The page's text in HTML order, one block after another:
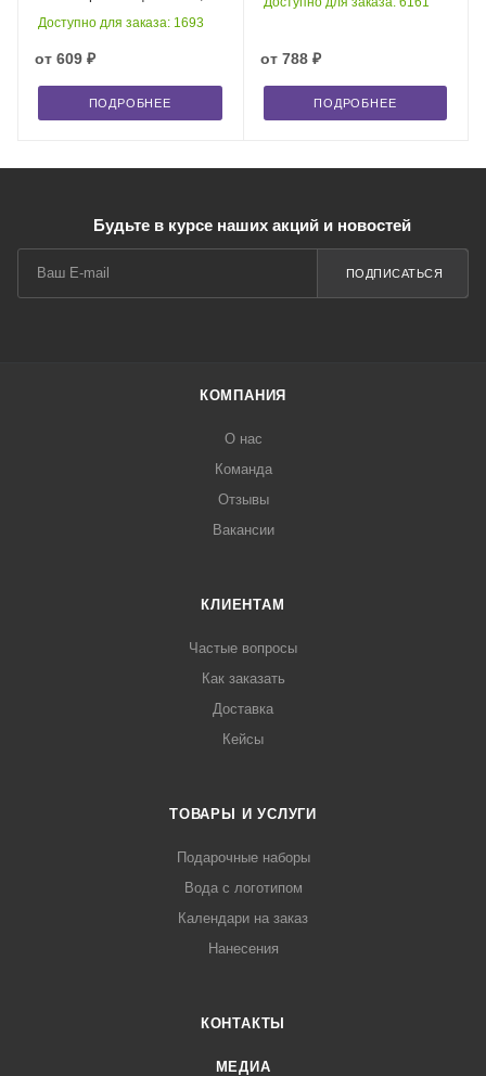
серый
Доступно для заказа: 1693
от 609 ₽
ПОДРОБНЕЕ
от 788 ₽
ПОДРОБНЕЕ
Будьте в курсе наших акций и новостей
ПОДПИСАТЬСЯ
КОМПАНИЯ
О нас
Команда
Отзывы
Вакансии
КЛИЕНТАМ
Частые вопросы
Как заказать
Доставка
Кейсы
ТОВАРЫ И УСЛУГИ
Подарочные наборы
Вода с логотипом
Календари на заказ
Нанесения
КОНТАКТЫ
МЕДИА